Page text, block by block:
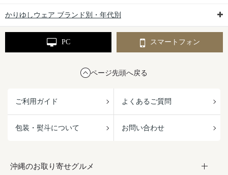
かりゆしウェア ブランド別・年代別
PC スマートフォン
ページ先頭へ戻る
ご利用ガイド よくあるご質問
包装・熨斗について お問い合わせ
沖縄のお取り寄せグルメ